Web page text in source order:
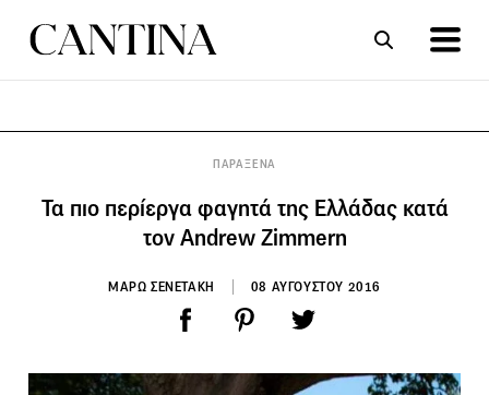
ΠΑΡΑΞΕΝΑ
Τα πιο περίεργα φαγητά της Ελλάδας κατά
τον Andrew Zimmern
ΜΑΡΩ ΣΕΝΕΤΑΚΗ 08 ΑΥΓΟΥΣΤΟΥ 2016